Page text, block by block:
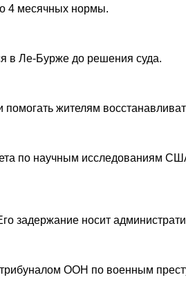
4 месячных нормы.
в Ле-Бурже до решения суда.
жителям
по научным исследованиям
задержание носит
трибуналом ООН по военным